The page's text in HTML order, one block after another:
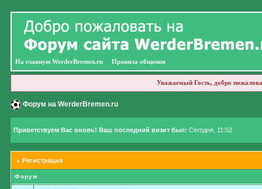
На главную WerderBremen.ru Правила общения
Уважаемый Гость, добро
Форум на WerderBremen.ru
Приветствуем Вас вновь! Ваш последний визит был: Сегодня, 11:52
Регистрация
Форум